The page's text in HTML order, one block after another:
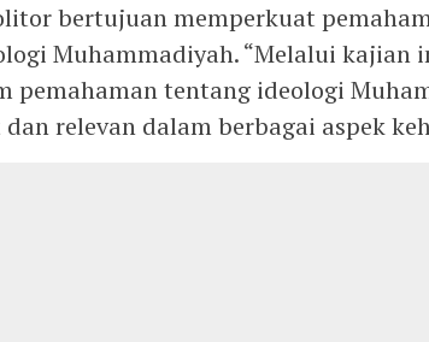
bertujuan memperkuat
Muhammadiyah. “Melalui kajian
pemahaman tentang ideologi
relevan dalam berbagai aspek